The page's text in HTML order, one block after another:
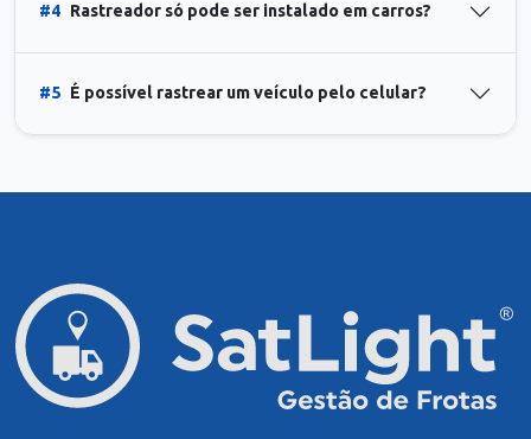
#4 Rastreador só pode ser instalado em carros?
#5 É possível rastrear um veículo pelo celular?